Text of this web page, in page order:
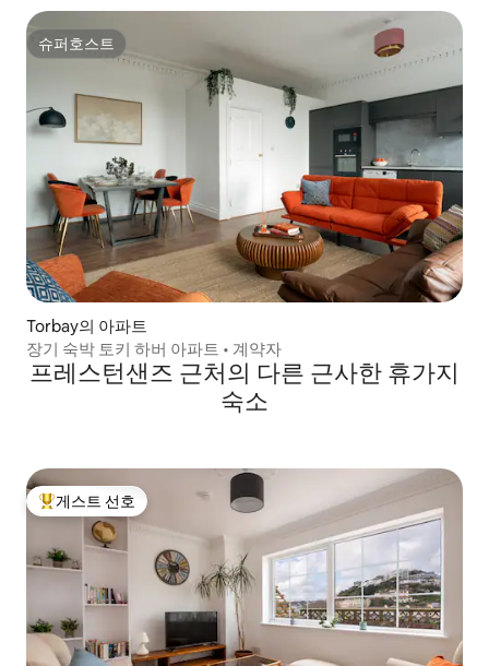
슈퍼호스트
슈퍼호스트
Torbay의 아파트
장기 숙박 토키 하버 아파트 • 계약자
프레스턴샌즈 근처의 다른 근사한 휴가지
숙소
상위 게스트 선호
게스트 선호